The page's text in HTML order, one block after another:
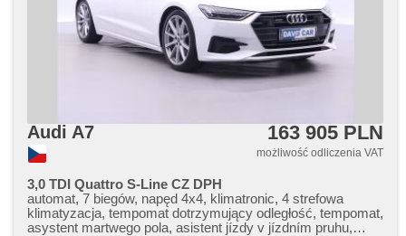
podgrzewane fotele, podgrzewane lusterka, vyhřívané
trysky ostřikovačů čelního skla, podgrzewana kierownica,
chowane zagłówki, fotele regulowane, zadní loketní opěrka,
lampy tylne LED, dod. zabezpieczenia, zatmavená zadní
Audi A7 163 905 PLN
możliwość odliczenia VAT
3,0 TDI Quattro S-Line CZ DPH
automat, 7 biegów, napęd 4x4, klimatronic, 4 strefowa
klimatyzacja, tempomat dotrzymujący odległość, tempomat,
asystent martwego pola, asistent jízdy v jízdním pruhu,